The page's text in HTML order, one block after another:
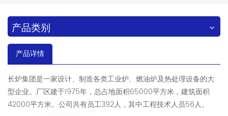
产品类别
产品详情
长炉集团是一家设计、制造各类工业炉、燃油炉及热处理设备的大
型企业。厂区建于1975年，总占地面积65000平方米，建筑面积
42000平方米。公司共有员工392人，其中工程技术人员56人。